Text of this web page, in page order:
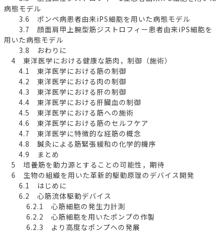
病態モデル
3.6 ポンペ病患者由来iPS細胞を用いた病態モデル
3.7 顔面肩甲上腕型筋ジストロフィー患者由来iPS細胞を
用いた病態モデル
3.8 おわりに
4 東洋医学における健康な筋肉，制御（施術）
4.1 東洋医学における筋の制御
4.2 東洋医学における肉の制御
4.3 東洋医学における肝の制御
4.4 東洋医学における肝臓血の制御
4.5 東洋医学における筋への施術
4.6 東洋医学における筋のセルフケア
4.7 東洋医学に特徴的な経筋の概念
4.8 鍼灸による筋緊張緩和の化学的機序
4.9 まとめ
5 培養筋を動力源とすることの可能性，期待
6 生物の組織を用いた革新的駆動原理のデバイス開発
6.1 はじめに
6.2 心筋流体駆動デバイス
6.2.1 心筋細胞の発生力計測
6.2.2 心筋細胞を用いたポンプの作製
6.2.3 より高度なポンプへの発展